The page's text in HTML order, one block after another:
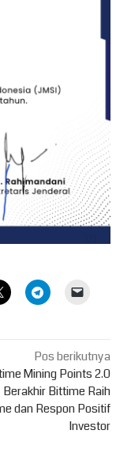
Pos berikutnya
Mining Points 2.0
Berakhir Bittime Raih
dan Respon Positif
Investor